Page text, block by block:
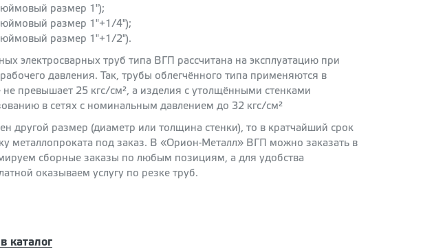
размер 1");
размер 1"+1/4");
размер 1"+1/2").
электросварных труб типа ВГП рассчитана на эксплуатацию при
давления. Так, трубы облегчённого типа применяются в
не превышает 25 кгс/см², а изделия с утолщёнными стенками
в сетях с номинальным давлением до 32 кгс/см²
другой размер (диаметр или толщина стенки), то в кратчайший срок
металлопроката под заказ. В «Орион-Металл» ВГП можно заказать в
сборные заказы по любым позициям, а для удобства
оказываем услугу по резке труб.
каталог